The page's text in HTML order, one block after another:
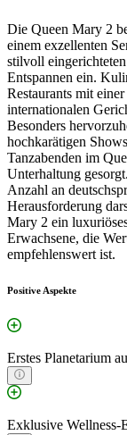
Die Queen Mary 2
einem exzellenten
stilvoll
Entspannen ein.
Restaurants mit
internationalen
Besonders
hochkarätigen
Tanzabenden im
Unterhaltung
Anzahl an
Herausforderung
Mary 2 ein
Erwachsene, die
empfehlenswert ist.
Positive Aspekte
Erstes Planetarium
Exklusive Wellness-